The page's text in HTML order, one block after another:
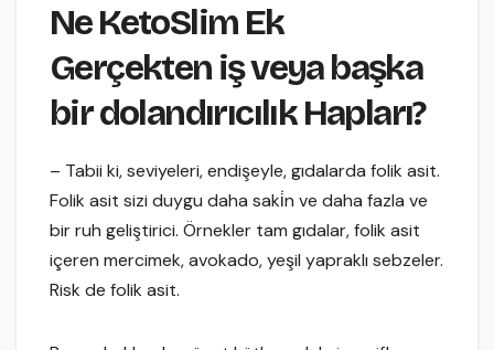
Ne KetoSlim Ek
Gerçekten iş veya başka
bir dolandırıcılık Hapları?
– Tabii ki, seviyeleri, endişeyle, gıdalarda folik asit.
Folik asit sizi duygu daha saki̇n ve daha fazla ve
bir ruh geliştirici. Örnekler tam gıdalar, folik asit
içeren mercimek, avokado, yeşil yapraklı sebzeler.
Risk de folik asit.